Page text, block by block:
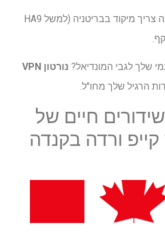
כדי לצפות בשידור חי אתה צריך מיקוד בבריטניה (למשל HA9
שלך לגבי המונדיאל? נורטון VPN
הרגיל שלך מחו"ל.
חיים של
קייפ ורדה בקנדה